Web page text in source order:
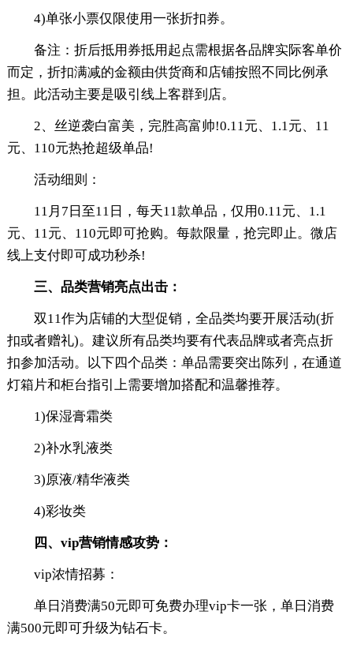
4)单张小票仅限使用一张折扣券。
备注：折后抵用券抵用起点需根据各品牌实际客单价
而定，折扣满减的金额由供货商和店铺按照不同比例承
担。此活动主要是吸引线上客群到店。
2、丝逆袭白富美，完胜高富帅!0.11元、1.1元、11
元、110元热抢超级单品!
活动细则：
11月7日至11日，每天11款单品，仅用0.11元、1.1
元、11元、110元即可抢购。每款限量，抢完即止。微店
线上支付即可成功秒杀!
三、品类营销亮点出击：
双11作为店铺的大型促销，全品类均要开展活动(折
扣或者赠礼)。建议所有品类均要有代表品牌或者亮点折
扣参加活动。以下四个品类：单品需要突出陈列，在通道
灯箱片和柜台指引上需要增加搭配和温馨推荐。
1)保湿膏霜类
2)补水乳液类
3)原液/精华液类
4)彩妆类
四、vip营销情感攻势：
vip浓情招募：
单日消费满50元即可免费办理vip卡一张，单日消费
满500元即可升级为钻石卡。